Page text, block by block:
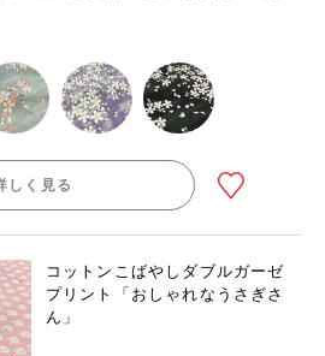
しく見る
コットンこばやしダブルガーゼ
プリント「おしゃれなうさぎさ
ん」